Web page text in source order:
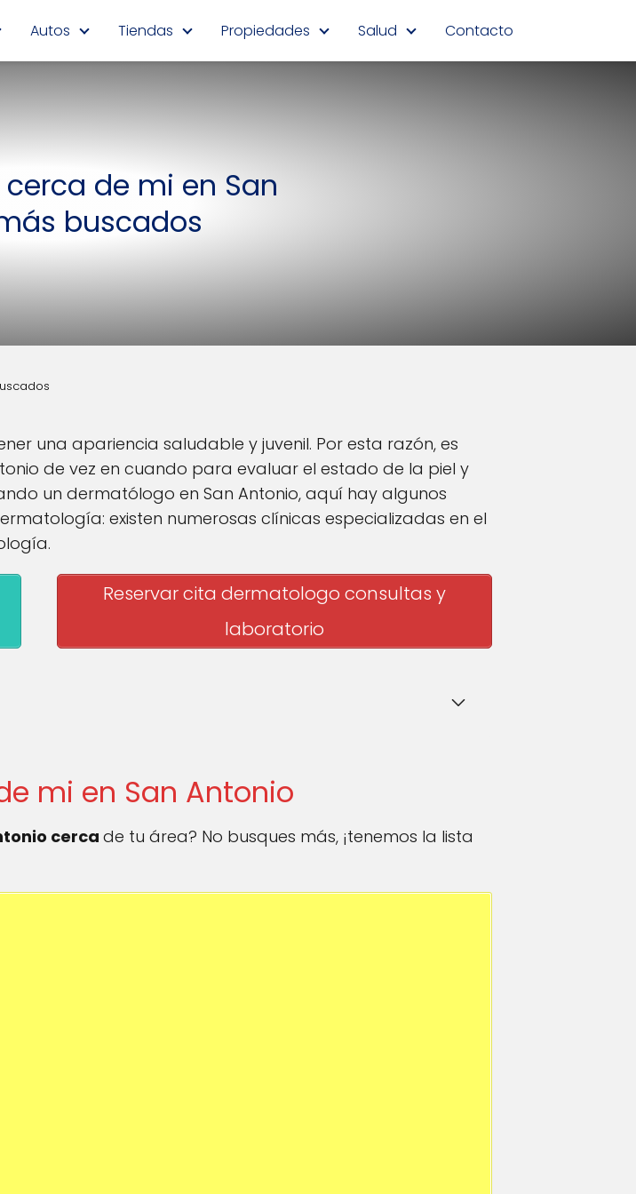
Autos Tiendas Propiedades Salud Contacto
de mi en San
buscados
una apariencia saludable y juvenil. Por esta razón, es
de vez en cuando para evaluar el estado de la piel y
un dermatólogo en San Antonio, aquí hay algunos
existen numerosas clínicas especializadas en el
Reservar cita dermatologo consultas y
laboratorio
mi en San Antonio
cerca de tu área? No busques más, ¡tenemos la lista